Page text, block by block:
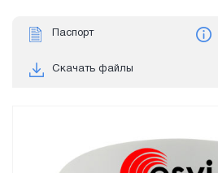
Паспорт
Скачать файлы